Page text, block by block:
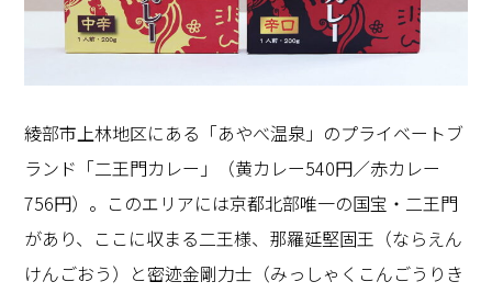
綾部市上林地区にある「あやべ温泉」のプライベートブ
ランド「二王門カレー」（黄カレー540円／赤カレー
756円）。このエリアには京都北部唯一の国宝・二王門
があり、ここに収まる二王様、那羅延堅固王（ならえん
けんごおう）と密迹金剛力士（みっしゃくこんごうりき